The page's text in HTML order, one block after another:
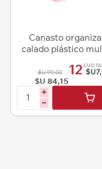
Canasto
calado plástico
$U 99,00
$U 84,15
12
i
h